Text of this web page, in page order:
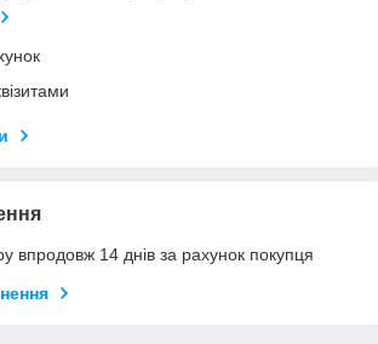
впродовж 14 днів за рахунок покупця